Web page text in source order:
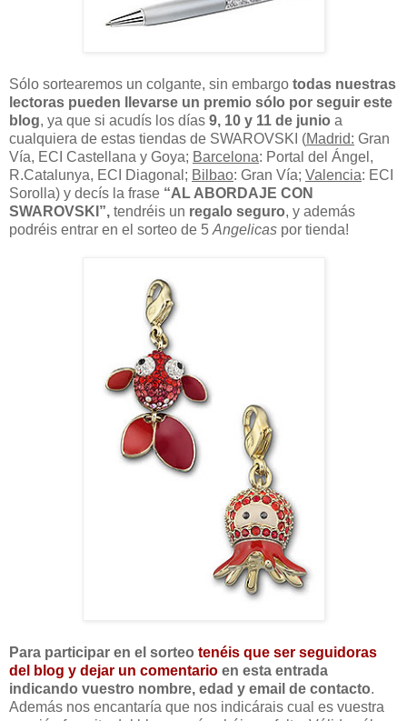
Sólo sortearemos un colgante, sin embargo todas nuestras
lectoras pueden llevarse un premio sólo por seguir este
blog, ya que si acudís los días 9, 10 y 11 de junio a
cualquiera de estas tiendas de SWAROVSKI (Madrid: Gran
Vía, ECI Castellana y Goya; Barcelona: Portal del Ángel,
R.Catalunya, ECI Diagonal; Bilbao: Gran Vía; Valencia: ECI
Sorolla) y decís la frase “AL ABORDAJE CON
SWAROVSKI”, tendréis un regalo seguro, y además
podréis entrar en el sorteo de 5 Angelicas por tienda!
Para participar en el sorteo tenéis que ser seguidoras
del blog y dejar un comentario en esta entrada
indicando vuestro nombre, edad y email de contacto.
Además nos encantaría que nos indicárais cual es vuestra